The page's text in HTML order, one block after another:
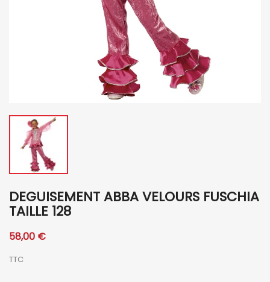
DEGUISEMENT ABBA VELOURS FUSCHIA
TAILLE 128
58,00 €
TTC